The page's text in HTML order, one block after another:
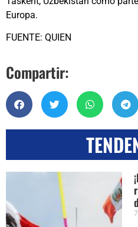
Europa.
FUENTE: QUIEN
Compartir: